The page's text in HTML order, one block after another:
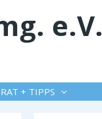
e.V.
RAT + TIPPS